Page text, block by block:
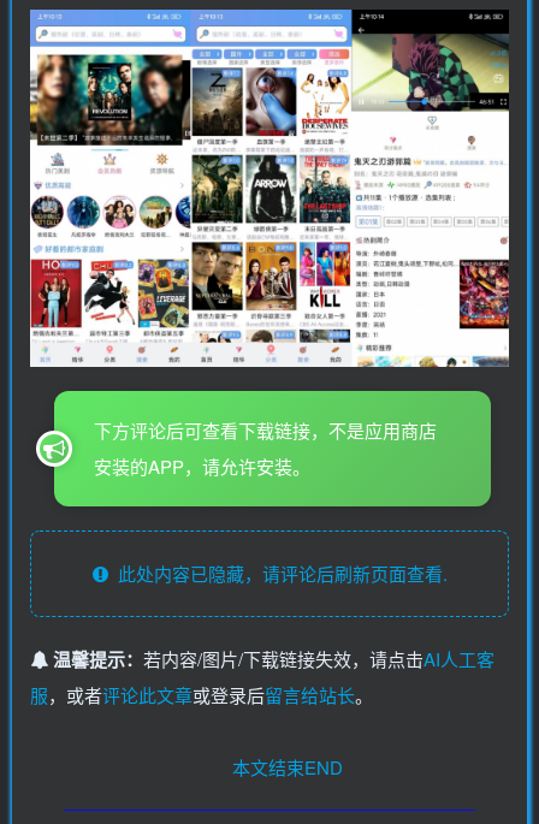
下方评论后可查看下载链接，不是应用商店
安装的APP，请允许安装。
此处内容已隐藏，请评论后刷新页面查看.
温馨提示： 若内容/图片/下载链接失效，请点击AI人工客
服，或者评论此文章或登录后留言给站长。
本文结束END